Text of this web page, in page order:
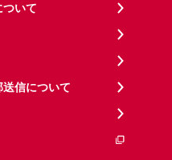
いて
信について